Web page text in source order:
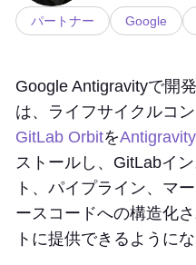
パートナー Google
Google Antigravityで開
は、ライフサイクルコ
GitLab Orbitを
ストールし、GitLabイ
ト、パイプライン、マ
ースコードへの構造化
トに提供できるようにな